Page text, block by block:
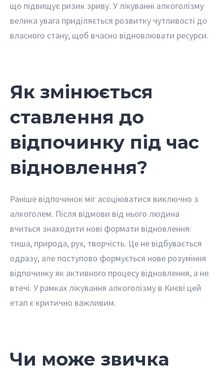
що підвищує ризик зриву. У лікуванні алкоголізму
велика увага приділяється розвитку чутливості до
власного стану, щоб вчасно відновлювати ресурси.
Як змінюється
ставлення до
відпочинку під час
відновлення?
Раніше відпочинок міг асоціюватися виключно з
алкоголем. Після відмови від нього людина
вчиться знаходити нові формати відновлення:
тиша, природа, рух, творчість. Це не відбувається
одразу, але поступово формується нове розуміння
відпочинку як активного процесу відновлення, а не
втечі. У рамках лікування алкоголізму в Києві цей
етап є критично важливим.
Чи може звичка